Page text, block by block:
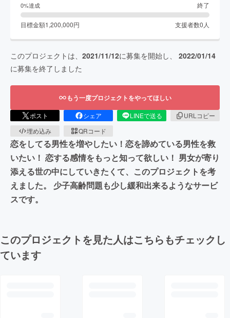
0%達成 終了
目標金額1,200,000円 支援者数0人
このプロジェクトは、 2021/11/12に募集を開始し、 2022/01/14
に募集を終了しました
もう一度プロジェクトをやってほしい
ポスト シェア LINEで送る
URLコピー
埋め込み
QRコード
恋をしてる男性を増やしたい！恋を諦めている男性を救
いたい！ 恋する感情をもっと知って欲しい！ 男女が寄り
添える世の中にしていきたくて、このプロジェクトを考
えました。 少子高齢問題も少し緩和出来るようなサービ
スです。
このプロジェクトを見た人はこちらもチェックし
ています